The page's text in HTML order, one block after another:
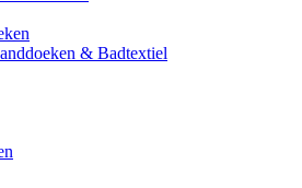
& Badtextiel